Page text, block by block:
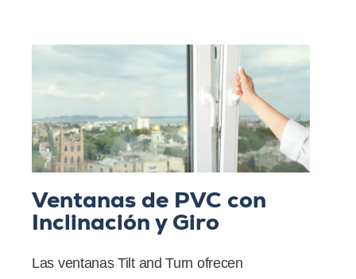
Ventanas de PVC con
Inclinación y Giro
Las ventanas Tilt and Turn ofrecen